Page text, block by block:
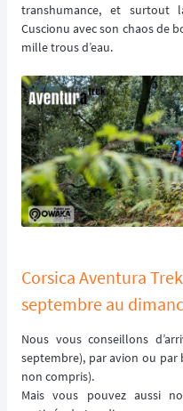
transhumance, et surtout
Cuscionu avec son chaos de
mille trous d’eau.
Corsica Aventura
septembre au
Nous vous conseillons
septembre), par avion ou
non compris).
Mais vous pouvez aussi